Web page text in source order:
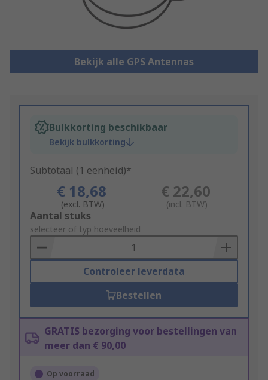
Bekijk alle GPS Antennas
Bulkkorting beschikbaar
Bekijk bulkkorting
Subtotaal (1 eenheid)*
€ 18,68
(excl. BTW)
€ 22,60
(incl. BTW)
Add
to
Basket
Aantal stuks
selecteer of typ hoeveelheid
Controleer leverdata
Bestellen
GRATIS bezorging voor bestellingen van
meer dan € 90,00
Op voorraad